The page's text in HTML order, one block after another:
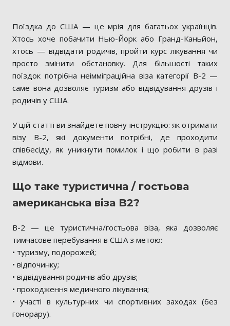
Поїздка до США — це мрія для багатьох українців.
Хтось хоче побачити Нью-Йорк або Гранд-Каньйон,
хтось — відвідати родичів, пройти курс лікування чи
просто змінити обстановку. Для більшості таких
поїздок потрібна неімміграційна віза категорії B-2 —
саме вона дозволяє туризм або відвідування друзів і
родичів у США.
У цій статті ви знайдете повну інструкцію: як отримати
візу B-2, які документи потрібні, де проходити
співбесіду, як уникнути помилок і що робити в разі
відмови.
Що таке туристична / гостьова
американська віза B2?
B-2 — це туристична/гостьова віза, яка дозволяє
тимчасове перебування в США з метою:
• туризму, подорожей;
• відпочинку;
• відвідування родичів або друзів;
• проходження медичного лікування;
• участі в культурних чи спортивних заходах (без
гонорару).